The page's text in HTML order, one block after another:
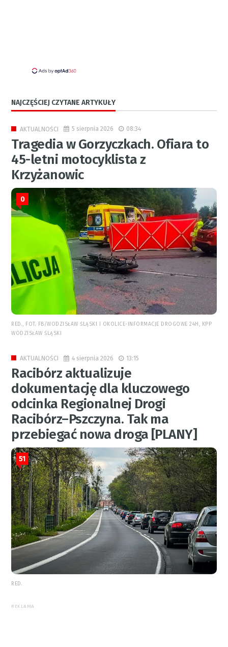
NAJCZĘŚCIEJ CZYTANE ARTYKUŁY
AKTUALNOŚCI 5 sierpnia 2026 08:34
Tragedia w Gorzyczkach. Ofiara to
45-letni motocyklista z
Krzyżanowic
0
RED., FOT. FB/WODZISŁAW ŚLĄSKI I OKOLICE-INFORMACJE DROGOWE 24H, KPP
WODZISŁAW ŚLĄSKI
AKTUALNOŚCI 4 sierpnia 2026 13:15
Racibórz aktualizuje
dokumentację dla kluczowego
odcinka Regionalnej Drogi
Racibórz–Pszczyna. Tak ma
przebiegać nowa droga [PLANY]
51
RED.
REKLAMA